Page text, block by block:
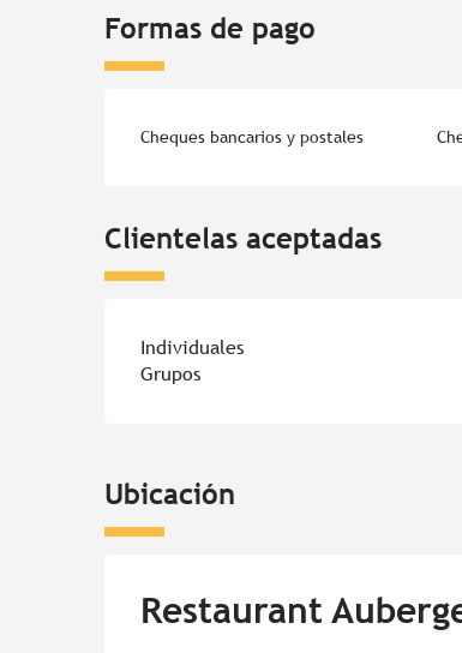
Formas de pago
Cheques bancarios y postales
Clientelas aceptadas
Individuales
Grupos
Ubicación
Restaurant